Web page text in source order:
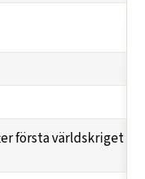
första världskriget